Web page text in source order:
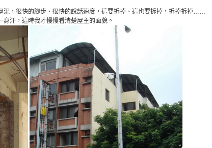
，很快的腳步、很快的說話速度，這要拆掉、這也要拆掉，拆掉拆掉……
汗，這時我才慢慢看清楚屋主的面貌。